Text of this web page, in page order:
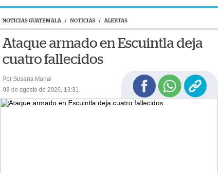
NOTICIAS GUATEMALA / NOTICIAS / ALERTAS
Ataque armado en Escuintla deja
cuatro fallecidos
Por Susana Manai
08 de agosto de 2026, 13:31